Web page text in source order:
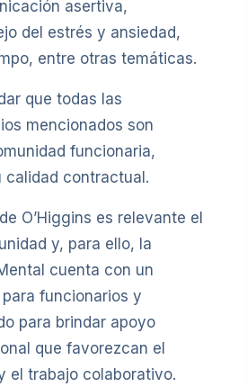
asertiva,
del estrés y ansiedad,
entre otras temáticas.
que todas las
mencionados son
funcionaria,
calidad contractual.
O’Higgins es relevante el
y, para ello, la
cuenta con un
funcionarios y
para brindar apoyo
que favorezcan el
el trabajo colaborativo.